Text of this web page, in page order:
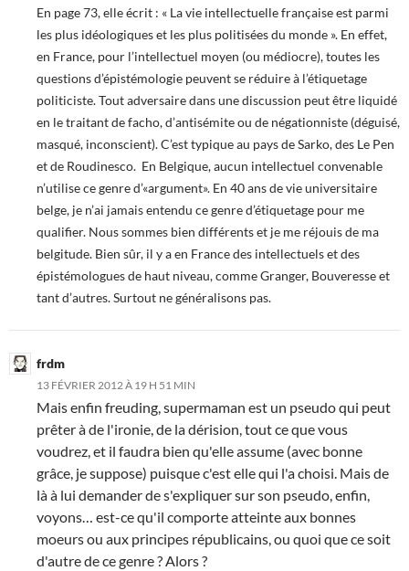
En page 73, elle écrit : « La vie intellectuelle française est parmi
les plus idéologiques et les plus politisées du monde ». En effet,
en France, pour l’intellectuel moyen (ou médiocre), toutes les
questions d’épistémologie peuvent se réduire à l’étiquetage
politiciste. Tout adversaire dans une discussion peut être liquidé
en le traitant de facho, d’antisémite ou de négationniste (déguisé,
masqué, inconscient). C’est typique au pays de Sarko, des Le Pen
et de Roudinesco. En Belgique, aucun intellectuel convenable
n’utilise ce genre d’«argument». En 40 ans de vie universitaire
belge, je n’ai jamais entendu ce genre d’étiquetage pour me
qualifier. Nous sommes bien différents et je me réjouis de ma
belgitude. Bien sûr, il y a en France des intellectuels et des
épistémologues de haut niveau, comme Granger, Bouveresse et
tant d’autres. Surtout ne généralisons pas.
frdm
13 FÉVRIER 2012 À 19 H 51 MIN
Mais enfin freuding, supermaman est un pseudo qui peut
prêter à de l'ironie, de la dérision, tout ce que vous
voudrez, et il faudra bien qu'elle assume (avec bonne
grâce, je suppose) puisque c'est elle qui l'a choisi. Mais de
là à lui demander de s'expliquer sur son pseudo, enfin,
voyons… est-ce qu'il comporte atteinte aux bonnes
moeurs ou aux principes républicains, ou quoi que ce soit
d'autre de ce genre ? Alors ?